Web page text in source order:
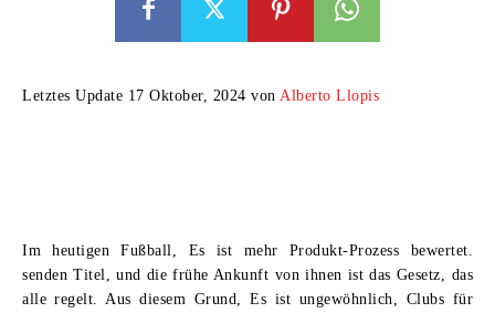
Letztes Update 17 Oktober, 2024 von Alberto Llopis
Im heutigen Fußball, Es ist mehr Produkt-Prozess bewertet.
senden Titel, und die frühe Ankunft von ihnen ist das Gesetz, das
alle regelt. Aus diesem Grund, Es ist ungewöhnlich, Clubs für